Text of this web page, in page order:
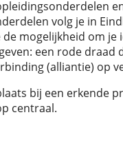
volg je in
mogelijkheid om je
een rode
(alliantie) op
bij een erkende
centraal.